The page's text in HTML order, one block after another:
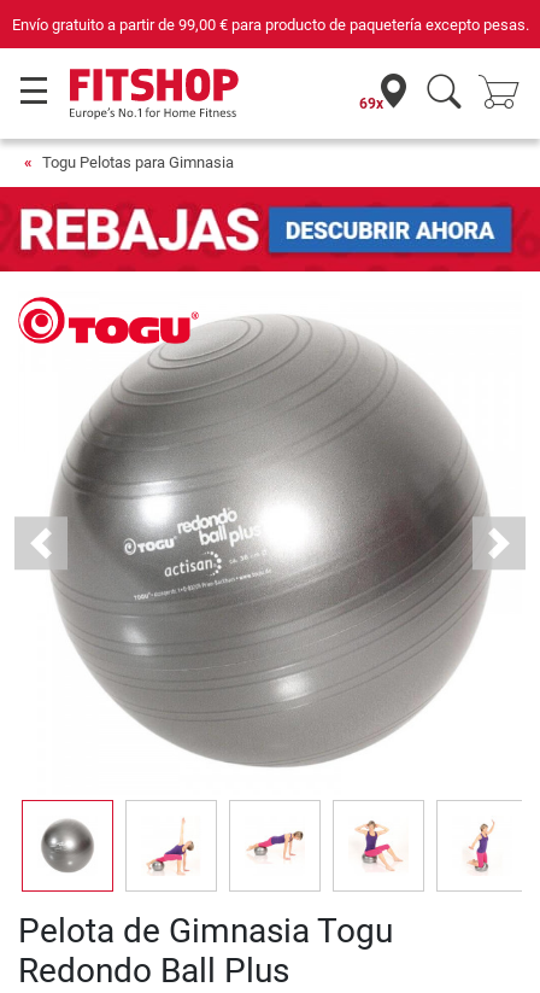
Envío gratuito a partir de 99,00 €para producto de paquetería excepto pesas.
69x
Togu Pelotas para Gimnasia
Previous Next
Pelota de Gimnasia Togu
Redondo Ball Plus